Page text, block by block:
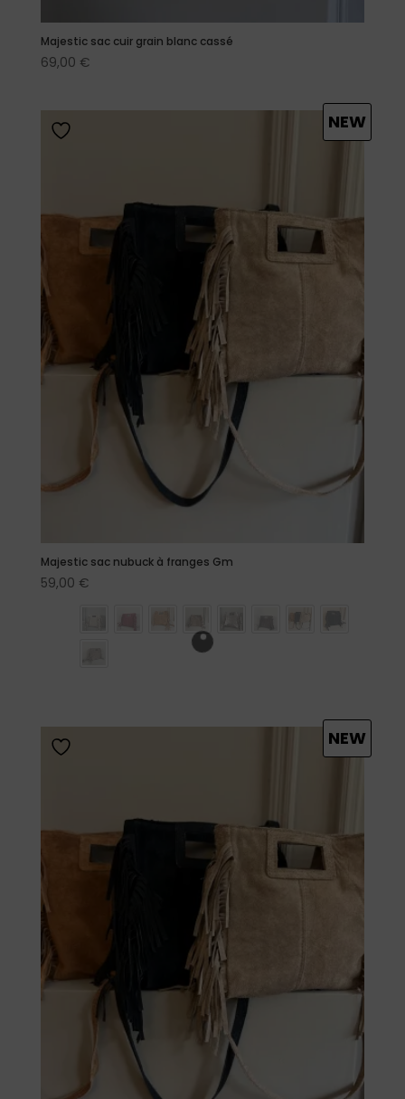
Majestic sac cuir grain blanc cassé
69,00 €
Majestic sac nubuck à franges Gm
59,00 €
NEW
NEW